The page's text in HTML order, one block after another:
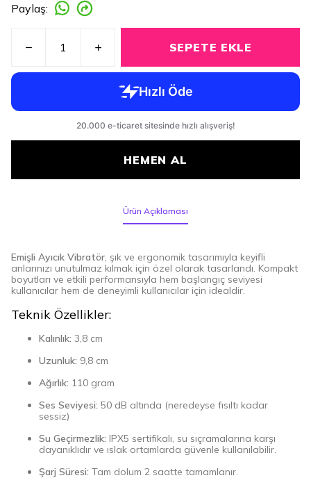
Paylaş:
SEPETE EKLE
HEMEN AL
Ürün Açıklaması
Emişli Ayıcık Vibratör, şık ve ergonomik tasarımıyla keyifli
anlarınızı unutulmaz kılmak için özel olarak tasarlandı. Kompakt
boyutları ve etkili performansıyla hem başlangıç seviyesi
kullanıcılar hem de deneyimli kullanıcılar için idealdir.
Teknik Özellikler:
Kalınlık: 3,8 cm
Uzunluk: 9,8 cm
Ağırlık: 110 gram
Ses Seviyesi: 50 dB altında (neredeyse fısıltı kadar
sessiz)
Su Geçirmezlik: IPX5 sertifikalı, su sıçramalarına karşı
dayanıklıdır ve ıslak ortamlarda güvenle kullanılabilir.
Şarj Süresi: Tam dolum 2 saatte tamamlanır.